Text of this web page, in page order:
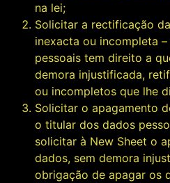
na lei;
Solicitar a rectificação
inexacta ou incompleta
pessoais tem direito a
demora injustificada,
ou incompletos que lhe
Solicitar o apagamento
o titular dos dados
solicitar à New Sheet o
dados, sem demora
obrigação de apagar os